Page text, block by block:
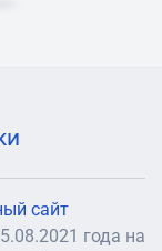
сайт
года на